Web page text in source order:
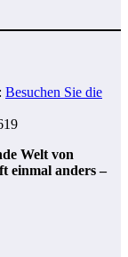
: Besuchen Sie die
Welt von
einmal anders –